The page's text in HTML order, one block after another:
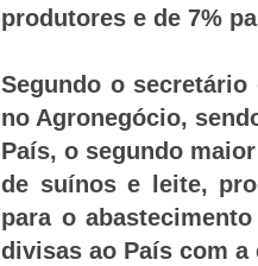
produtores e de 7%
Segundo o
no Agronegócio,
País, o segundo
de suínos e leite,
para o
divisas ao País com